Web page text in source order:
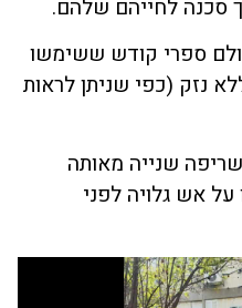
סכנה לחייהם שלהם.
ספרי קודש ששימשו
נזק (כפי שניתן לראות
שנייה מאותה
אש גלויה לפני